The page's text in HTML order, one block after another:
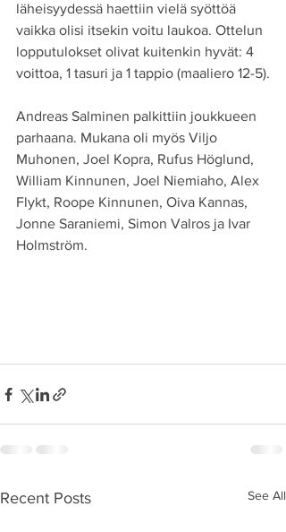
läheisyydessä haettiin vielä syöttöä
vaikka olisi itsekin voitu laukoa. Ottelun
lopputulokset olivat kuitenkin hyvät: 4
voittoa, 1 tasuri ja 1 tappio (maaliero 12-5).
Andreas Salminen palkittiin joukkueen
parhaana. Mukana oli myös Viljo
Muhonen, Joel Kopra, Rufus Höglund,
William Kinnunen, Joel Niemiaho, Alex
Flykt, Roope Kinnunen, Oiva Kannas,
Jonne Saraniemi, Simon Valros ja Ivar
Holmström.
Recent Posts See All